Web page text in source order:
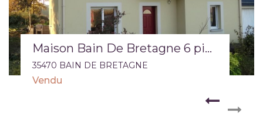
Maison Bain De Bretagne 6 pièce(s) 120,44 m2
35470 BAIN DE BRETAGNE
Vendu